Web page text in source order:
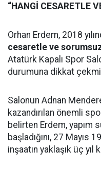
“HANGİ CESARETLE
Orhan Erdem, 2018
cesaretle ve
Atatürk Kapalı Spor
durumuna dikkat
Salonun Adnan
kazandırılan önemli
belirten Erdem, yapım
başladığını, 27 Mayıs
inşaatın yaklaşık üç yıl